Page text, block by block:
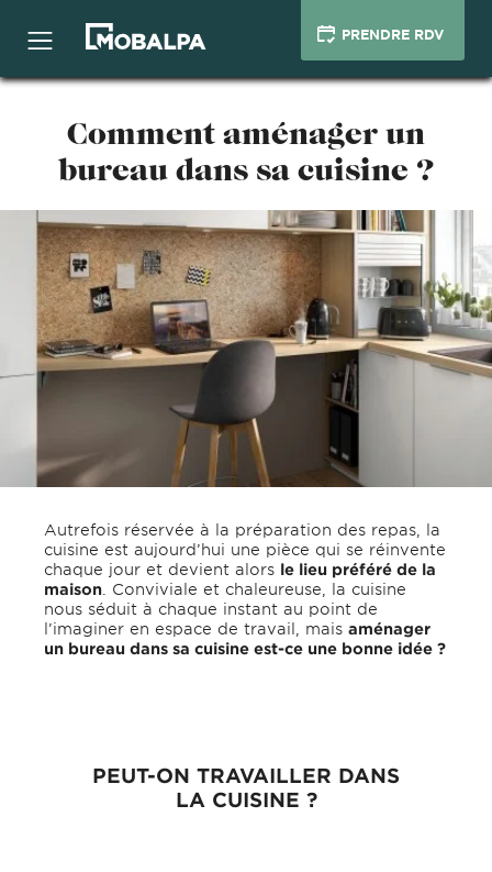
PRENDRE RDV
Comment aménager un
bureau dans sa cuisine ?
Autrefois réservée à la préparation des repas, la
cuisine est aujourd’hui une pièce qui se réinvente
chaque jour et devient alors le lieu préféré de la
maison . Conviviale et chaleureuse, la cuisine
nous séduit à chaque instant au point de
l’imaginer en espace de travail, mais aménager
un bureau dans sa cuisine est-ce une bonne idée ?
PEUT-ON TRAVAILLER DANS
LA CUISINE ?